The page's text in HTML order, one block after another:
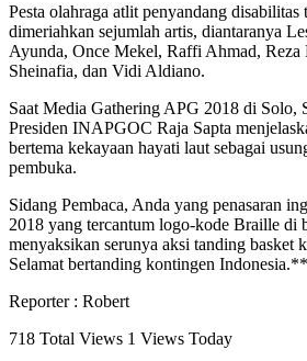
Pesta olahraga atlit penyandang disabilitas
dimeriahkan sejumlah artis, diantaranya
Ayunda, Once Mekel, Raffi Ahmad, Reza
Sheinafia, dan Vidi Aldiano.
Saat Media Gathering APG 2018 di Solo,
Presiden INAPGOC Raja Sapta
bertema kekayaan hayati laut sebagai
pembuka.
Sidang Pembaca, Anda yang penasaran
2018 yang tercantum logo-kode Braille di
menyaksikan serunya aksi tanding basket
Selamat bertanding kontingen
Reporter : Robert
718 Total Views 1 Views Today